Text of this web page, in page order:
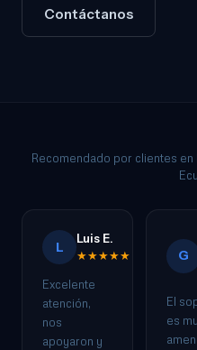
Contáctanos
Recomendado por clientes
L
Luis E.
★★★★★
Excelente
atención,
nos
apoyaron y
G
El
es